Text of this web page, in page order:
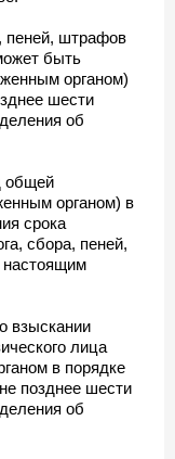
пеней, штрафов
быть
органом)
шести
об
общей
органом) в
срока
сбора, пеней,
настоящим
взыскании
лица
в порядке
позднее шести
об